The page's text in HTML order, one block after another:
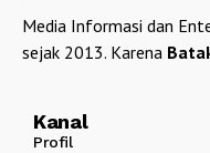
Media Informasi dan
sejak 2013. Karena
Kanal
Profil